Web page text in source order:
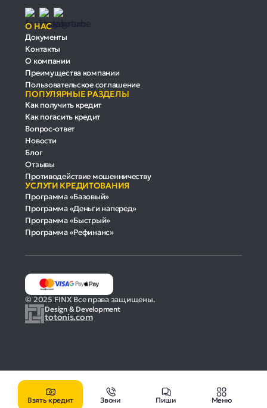
О НАС
Документы
Контакты
О компании
Преимущества компании
Пользовательское соглашение
ПОПУЛЯРНЫЕ РАЗДЕЛЫ
Как получить кредит
Как погасить кредит
Вопрос-ответ
Новости
Блог
Отзывы
Противодействие мошенничеству
УСЛУГИ КРЕДИТОВАНИЯ
Программа «Базовый»
Программа «Деньги наперед»
Программа «Быстрый»
Программа «Рефинанс»
Design & Development
totonis.com
© 2025 FINX Все права защищены.
Взять кредит Звони Пиши Меню